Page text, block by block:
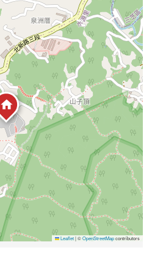
地下室
2樓
4樓
11~20樓
1房
Leaflet|©OpenStreetMapcontributors